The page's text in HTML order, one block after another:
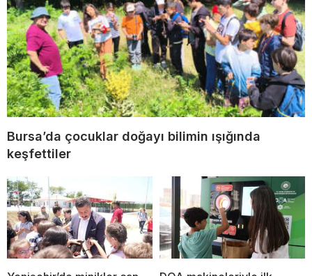
Bursa’da çocuklar doğayı bilimin ışığında
keşfettiler